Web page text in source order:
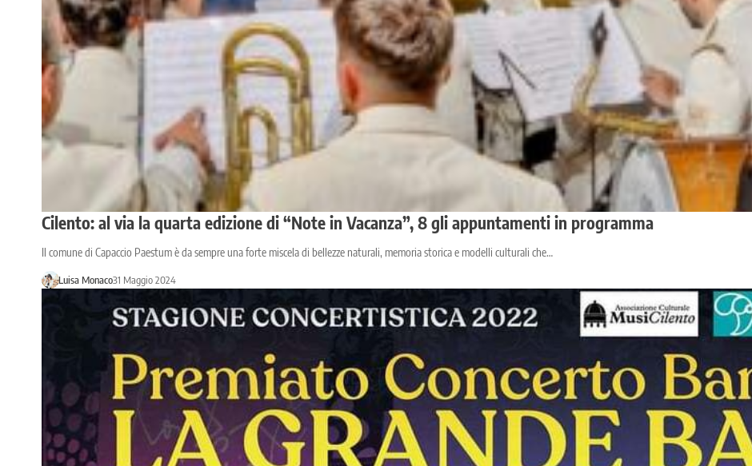
Cilento: al via la quarta edizione di “Note in Vacanza”, 8 gli appuntamenti in programma
Il comune di Capaccio Paestum è da sempre una forte miscela di bellezze naturali, memoria storica e modelli culturali che…
Luisa Monaco31 Maggio 2024